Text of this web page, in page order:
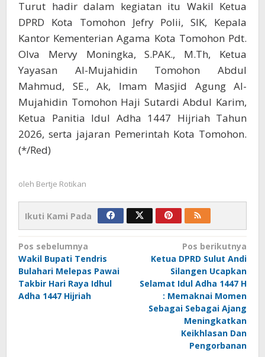
Turut hadir dalam kegiatan itu Wakil Ketua
DPRD Kota Tomohon Jefry Polii, SIK, Kepala
Kantor Kementerian Agama Kota Tomohon Pdt.
Olva Mervy Moningka, S.PAK., M.Th, Ketua
Yayasan Al-Mujahidin Tomohon Abdul
Mahmud, SE., Ak, Imam Masjid Agung Al-
Mujahidin Tomohon Haji Sutardi Abdul Karim,
Ketua Panitia Idul Adha 1447 Hijriah Tahun
2026, serta jajaran Pemerintah Kota Tomohon.
(*/Red)
oleh Bertje Rotikan
Ikuti Kami Pada
Navigasi
pos
Pos sebelumnya
Wakil Bupati Tendris
Bulahari Melepas Pawai
Takbir Hari Raya Idhul
Adha 1447 Hijriah
Pos berikutnya
Ketua DPRD Sulut Andi
Silangen Ucapkan
Selamat Idul Adha 1447 H
: Memaknai Momen
Sebagai Sebagai Ajang
Meningkatkan
Keikhlasan Dan
Pengorbanan